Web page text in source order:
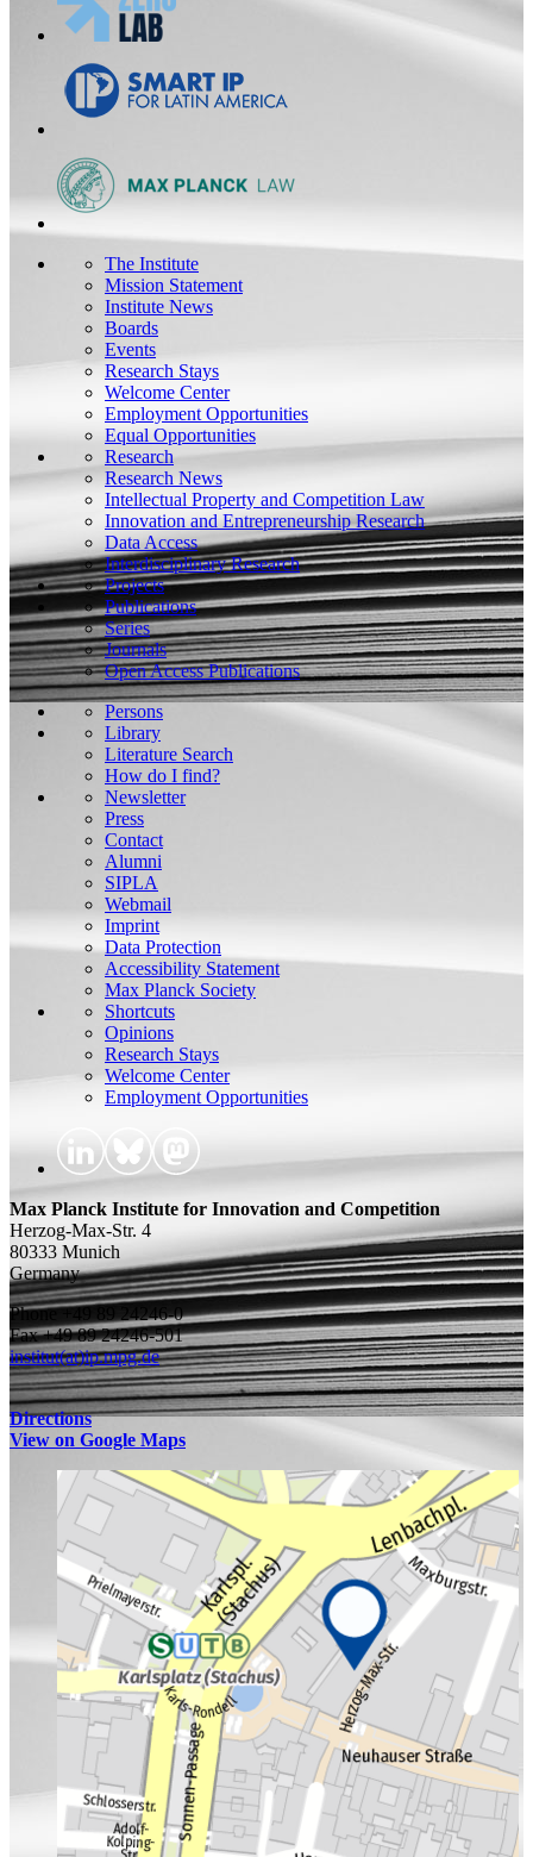
The Institute
Mission Statement
Institute News
Boards
Events
Research Stays
Welcome Center
Employment Opportunities
Equal Opportunities
Research
Research News
Intellectual Property and Competition Law
Innovation and Entrepreneurship Research
Data Access
Interdisciplinary Research
Projects
Publications
Series
Journals
Open Access Publications
Persons
Library
Literature Search
How do I find?
Newsletter
Press
Contact
Alumni
SIPLA
Webmail
Imprint
Data Protection
Accessibility Statement
Max Planck Society
Shortcuts
Opinions
Research Stays
Welcome Center
Employment Opportunities
Max Planck Institute for Innovation and Competition
Herzog-Max-Str. 4
80333 Munich
Germany
Phone +49 89 24246-0
Fax +49 89 24246-501
institut(at)ip.mpg.de
Directions
View on Google Maps